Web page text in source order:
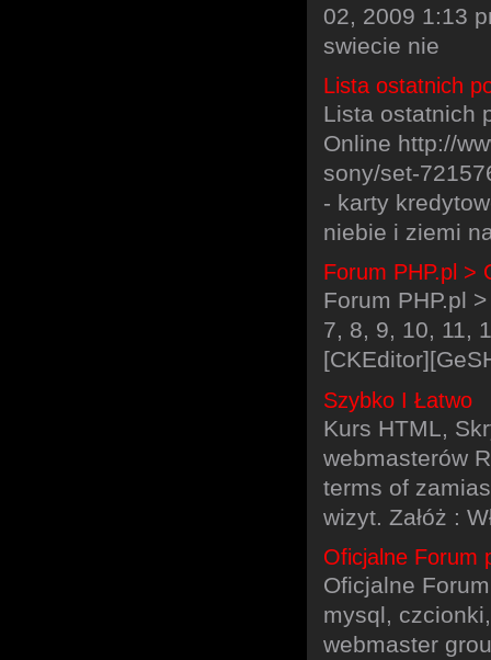
02, 2009 1:13
swiecie nie
Lista ostatnich
Lista ostatnich
Online http://
sony/set-
- karty
niebie i ziemi
Forum PHP.pl >
Forum PHP.pl
7, 8, 9, 10, 11,
Szybko I Łatwo
Kurs HTML,
webmasterów
terms of
wizyt. Załóż :
Oficjalne Forum
Oficjalne
mysql,
webmaster